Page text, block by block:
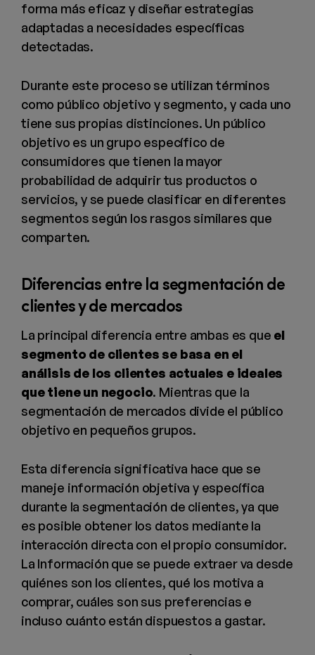
forma más eficaz y diseñar estrategias
adaptadas a necesidades específicas
detectadas.
Durante este proceso se utilizan términos
como público objetivo y segmento, y cada uno
tiene sus propias distinciones. Un público
objetivo es un grupo específico de
consumidores que tienen la mayor
probabilidad de adquirir tus productos o
servicios, y se puede clasificar en diferentes
segmentos según los rasgos similares que
comparten.
Diferencias entre la segmentación de
clientes y de mercados
La principal diferencia entre ambas es que el
segmento de clientes se basa en el
análisis de los clientes actuales e ideales
que tiene un negocio. Mientras que la
segmentación de mercados divide el público
objetivo en pequeños grupos.
Esta diferencia significativa hace que se
maneje información objetiva y específica
durante la segmentación de clientes, ya que
es posible obtener los datos mediante la
interacción directa con el propio consumidor.
La Información que se puede extraer va desde
quiénes son los clientes, qué los motiva a
comprar, cuáles son sus preferencias e
incluso cuánto están dispuestos a gastar.